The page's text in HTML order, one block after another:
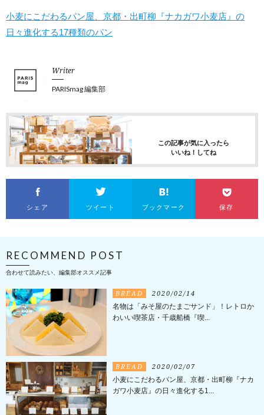
小麦にこだわるパン屋、京都・出町柳『ナカガワ小麦店』の
日々進化する17種類のパン
Writer
PARISmag 編集部
この記事が気に入ったら
いいね！してね
シェア ツイート ブックマーク 保存
RECOMMEND POST
合わせて読みたい、編集部オススメ記事
BREAD 2020/02/14
名物は「みそ屋のたまごサンド」！レトロか
わいい喫茶店・千歳船橋『喫...
BREAD 2020/02/07
小麦にこだわるパン屋、京都・出町柳『ナカ
ガワ小麦店』の日々進化する1...